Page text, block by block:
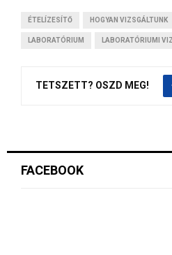
ÉTELÍZESÍTŐ HOGYAN VIZSGÁLTUNK
LABORATÓRIUM LABORATÓRIUMI
TETSZETT? OSZD MEG!
FACEBOOK